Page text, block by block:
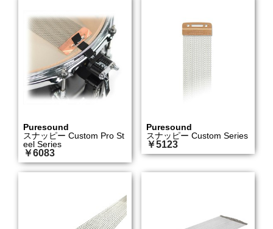
Puresound
スナッピー Custom Pro St
eel Series
￥6083
Puresound
スナッピー Custom Series
￥5123